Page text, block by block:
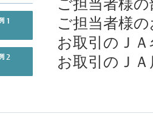
ご担当者様
ご担当者様
お取引のＪＡ
お取引のＪ